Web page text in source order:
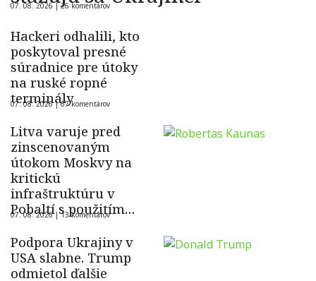
07. 08. 2026 |26 komentárov
Hackeri odhalili, kto
poskytoval presné
súradnice pre útoky
na ruské ropné
terminály
07. 08. 2026 |67 komentárov
Litva varuje pred
zinscenovaným
útokom Moskvy na
kritickú
infraštruktúru v
Pobaltí s použitím
ukrajinského dronu
07. 08. 2026 |13 komentárov
Podpora Ukrajiny v
USA slabne. Trump
odmietol ďalšie